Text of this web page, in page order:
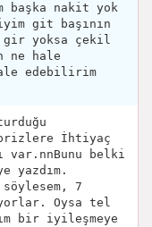
başka nakit yok
git başının
gir yoksa çekil
ne hale
edebilirim
İhtiyaç
belki
7
Oysa tel
bir iyileşmeye